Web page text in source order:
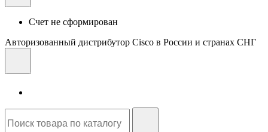
Счет не сформирован
Авторизованный дистрибутор Cisco в России и странах СНГ